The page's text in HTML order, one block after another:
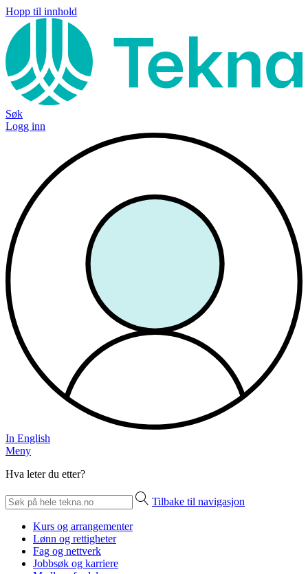
Hopp til innhold
Søk
Logg inn
In English
Meny
Hva leter du etter?
Tilbake til navigasjon
Kurs og arrangementer
Lønn og rettigheter
Fag og nettverk
Jobbsøk og karriere